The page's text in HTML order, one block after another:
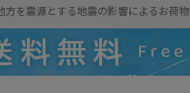
方を震源とする地震の影響によるお荷